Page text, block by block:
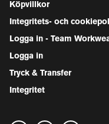
Köpvillkor
Integritets- och
Logga in - Team
Logga in
Tryck & Transfer
Integritet